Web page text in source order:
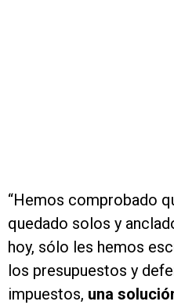
“Hemos comprobado
quedado solos y
hoy, sólo les hemos
los presupuestos y
impuestos, una